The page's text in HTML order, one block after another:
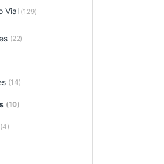
Vial (129)
(22)
(14)
(10)
(4)